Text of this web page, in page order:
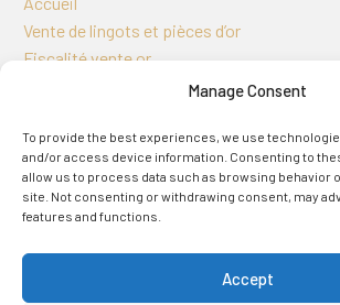
Manage Consent
To provide the best experiences, we use
and/or access device information. Consenting to
allow us to process data such as browsing behavior
site. Not consenting or withdrawing consent, may
features and functions.
Accept
Vente de lingots et pièces d’or
Fiscalité vente or
À propos